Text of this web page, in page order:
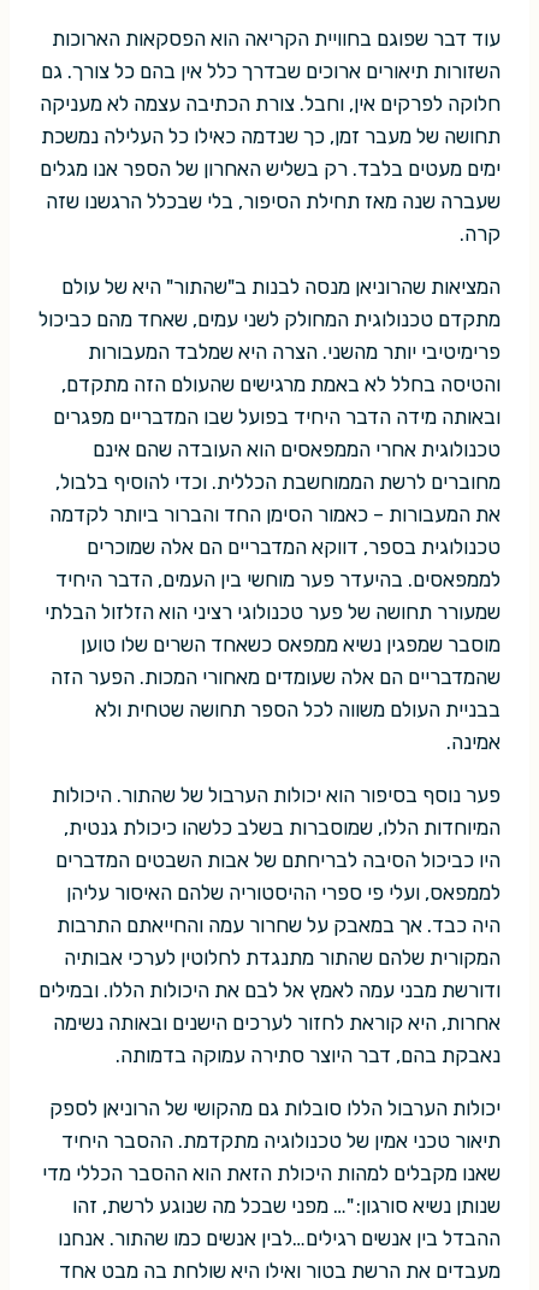
עוד דבר שפוגם בחוויית הקריאה הוא הפסקאות הארוכות
השזורות תיאורים ארוכים שבדרך כלל אין בהם כל צורך. גם
חלוקה לפרקים אין, וחבל. צורת הכתיבה עצמה לא מעניקה
תחושה של מעבר זמן, כך שנדמה כאילו כל העלילה נמשכת
ימים מעטים בלבד. רק בשליש האחרון של הספר אנו מגלים
שעברה שנה מאז תחילת הסיפור, בלי שבכלל הרגשנו שזה
קרה.
המציאות שהרוניאן מנסה לבנות ב"שהתור" היא של עולם
מתקדם טכנולוגית המחולק לשני עמים, שאחד מהם כביכול
פרימיטיבי יותר מהשני. הצרה היא שמלבד המעבורות
והטיסה בחלל לא באמת מרגישים שהעולם הזה מתקדם,
ובאותה מידה הדבר היחיד בפועל שבו המדבריים מפגרים
טכנולוגית אחרי הממפאסים הוא העובדה שהם אינם
מחוברים לרשת הממוחשבת הכללית. וכדי להוסיף בלבול,
את המעבורות – כאמור הסימן החד והברור ביותר לקדמה
טכנולוגית בספר, דווקא המדבריים הם אלה שמוכרים
לממפאסים. בהיעדר פער מוחשי בין העמים, הדבר היחיד
שמעורר תחושה של פער טכנולוגי רציני הוא הזלזול הבלתי
מוסבר שמפגין נשיא ממפאס כשאחד השרים שלו טוען
שהמדבריים הם אלה שעומדים מאחורי המכות. הפער הזה
בבניית העולם משווה לכל הספר תחושה שטחית ולא
אמינה.
פער נוסף בסיפור הוא יכולות הערבול של שהתור. היכולות
המיוחדות הללו, שמוסברות בשלב כלשהו כיכולת גנטית,
היו כביכול הסיבה לבריחתם של אבות השבטים המדברים
לממפאס, ועלי פי ספרי ההיסטוריה שלהם האיסור עליהן
היה כבד. אך במאבק על שחרור עמה והחייאתם התרבות
המקורית שלהם שהתור מתנגדת לחלוטין לערכי אבותיה
ודורשת מבני עמה לאמץ אל לבם את היכולות הללו. ובמילים
אחרות, היא קוראת לחזור לערכים הישנים ובאותה נשימה
נאבקת בהם, דבר היוצר סתירה עמוקה בדמותה.
יכולות הערבול הללו סובלות גם מהקושי של הרוניאן לספק
תיאור טכני אמין של טכנולוגיה מתקדמת. ההסבר היחיד
שאנו מקבלים למהות היכולת הזאת הוא ההסבר הכללי מדי
שנותן נשיא סורגון: "… מפני שבכל מה שנוגע לרשת, זהו
ההבדל בין אנשים רגילים…לבין אנשים כמו שהתור. אנחנו
מעבדים את הרשת בטור ואילו היא שולחת בה מבט אחד